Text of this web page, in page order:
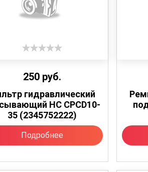
250 руб.
гидравлический
HC CPCD10-
35 (2345752222)
Подробнее